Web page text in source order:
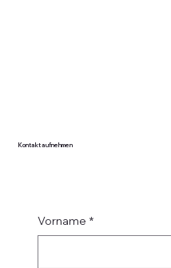
Kontakt aufnehmen
Vorname *